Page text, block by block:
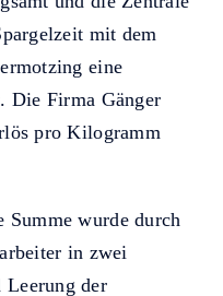
mit dem
eine
Die Firma Gänger
pro Kilogramm
Summe wurde durch
in zwei
Leerung der